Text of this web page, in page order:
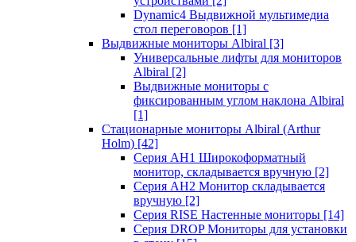
Dynamic4 Выдвижной мультимедиа
стол переговоров [1]
Выдвижные мониторы Albiral [3]
Универсальные лифты для мониторов
Albiral [2]
Выдвижные мониторы с
фиксированным углом наклона Albiral
[1]
Стационарные мониторы Albiral (Arthur
Holm) [42]
Серия AH1 Широкоформатный
монитор, складывается вручную [2]
Серия AH2 Монитор складывается
вручную [2]
Серия RISE Настенные мониторы [14]
Серия DROP Мониторы для установки